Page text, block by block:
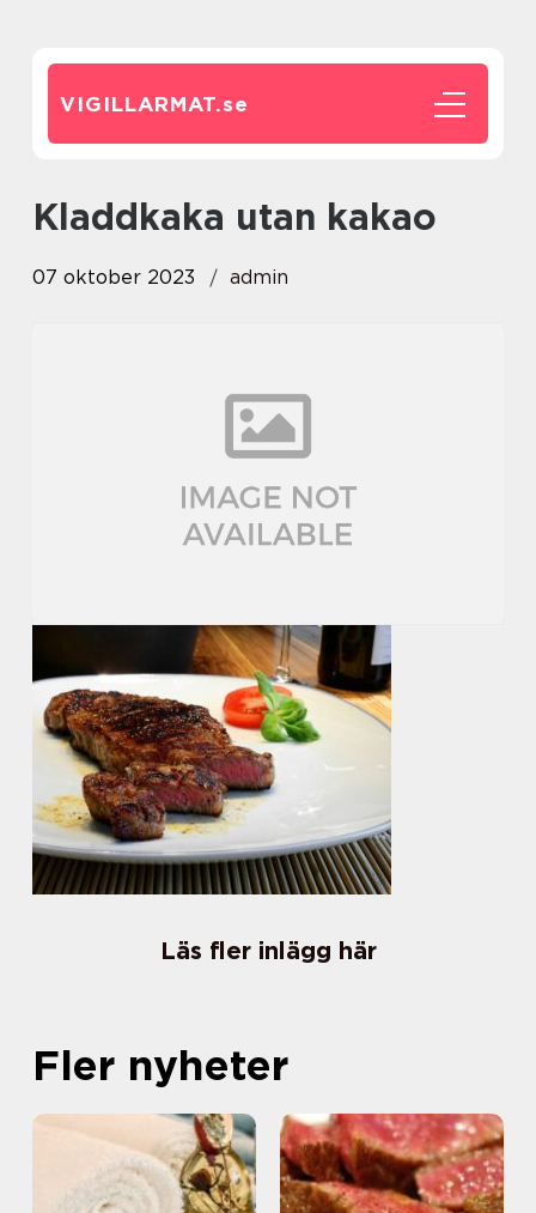
VIGILLARMAT.se
kladdkaka utan kakao
07 oktober 2023 admin
Läs fler inlägg här
Fler nyheter